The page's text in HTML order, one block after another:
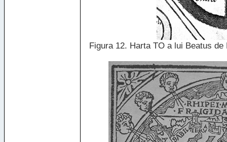
Figura 12. Harta TO a lui Beatus